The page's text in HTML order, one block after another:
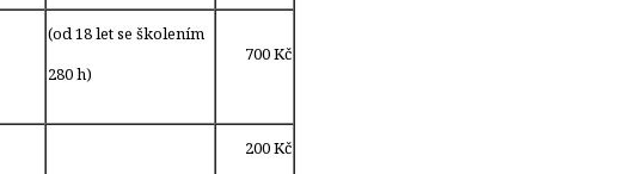
(od 18 let se školením
280 h)
700 Kč
200 Kč